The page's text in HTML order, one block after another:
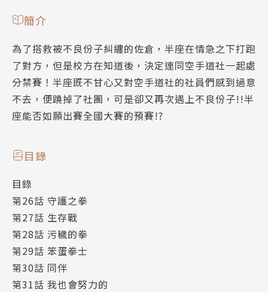
簡介
為了搭救被不良份子糾纏的佐倉，半座在情急之下打跑
了對方，但是校方在知道後，決定連同空手道社一起處
分禁賽！半座既不甘心又對空手道社的社員們感到過意
不去，便蹺掉了社團，可是卻又再次遇上不良份子!!半
座能否如願出賽全國大賽的預賽!?
目錄
目錄
第26話 守護之拳
第27話 生存戰
第28話 污穢的拳
第29話 笨蛋拳士
第30話 同伴
第31話 我也會努力的